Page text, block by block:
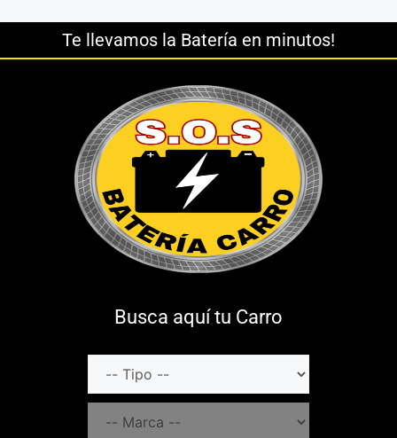
Te llevamos la Batería en minutos!
Busca aquí tu Carro